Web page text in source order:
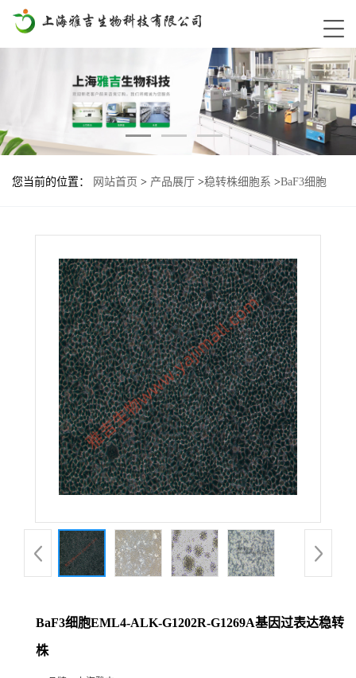
您当前的位置： 网站首页 > 产品展厅 >稳转株细胞系 >BaF3细胞
BaF3细胞EML4-ALK-G1202R-G1269A基因过表达稳转
株